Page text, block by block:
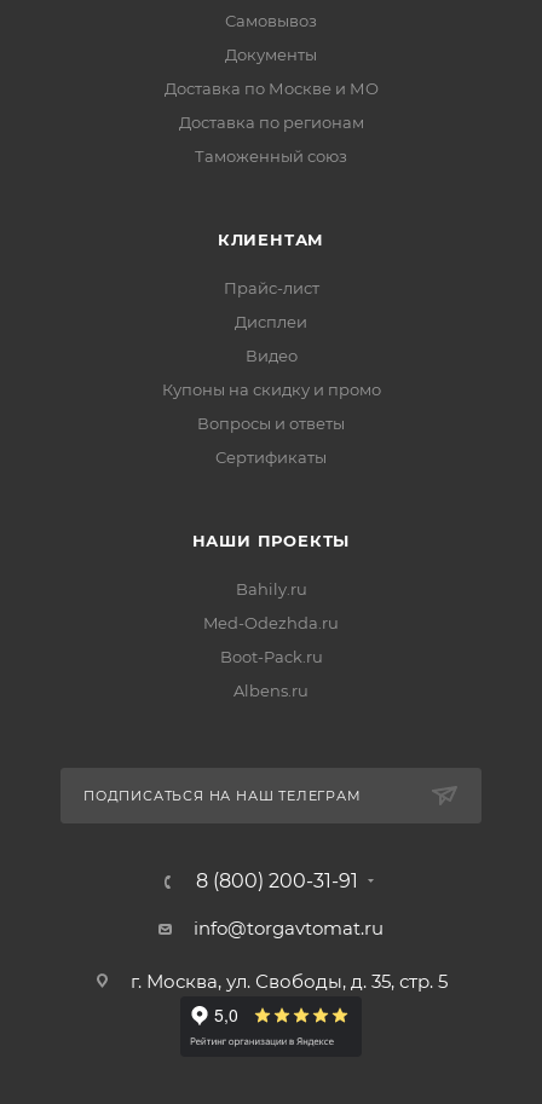
Самовывоз
Документы
Доставка по Москве и МО
Доставка по регионам
Таможенный союз
КЛИЕНТАМ
Прайс-лист
Дисплеи
Видео
Купоны на скидку и промо
Вопросы и ответы
Сертификаты
НАШИ ПРОЕКТЫ
Bahily.ru
Med-Odezhda.ru
Boot-Pack.ru
Albens.ru
ПОДПИСАТЬСЯ НА НАШ ТЕЛЕГРАМ
8 (800) 200-31-91
info@torgavtomat.ru
г. Москва, ул. Свободы, д. 35, стр. 5